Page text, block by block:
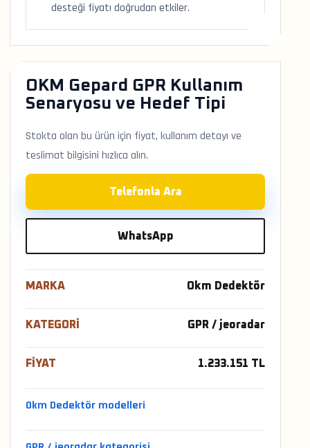
desteği fiyatı doğrudan etkiler.
OKM Gepard GPR Kullanım
Senaryosu ve Hedef Tipi
Stokta olan bu ürün için fiyat, kullanım detayı ve
teslimat bilgisini hızlıca alın.
Telefonla Ara
WhatsApp
MARKA Okm Dedektör
KATEGORI GPR / jeoradar
FIYAT 1.233.151 TL
Okm Dedektör modelleri